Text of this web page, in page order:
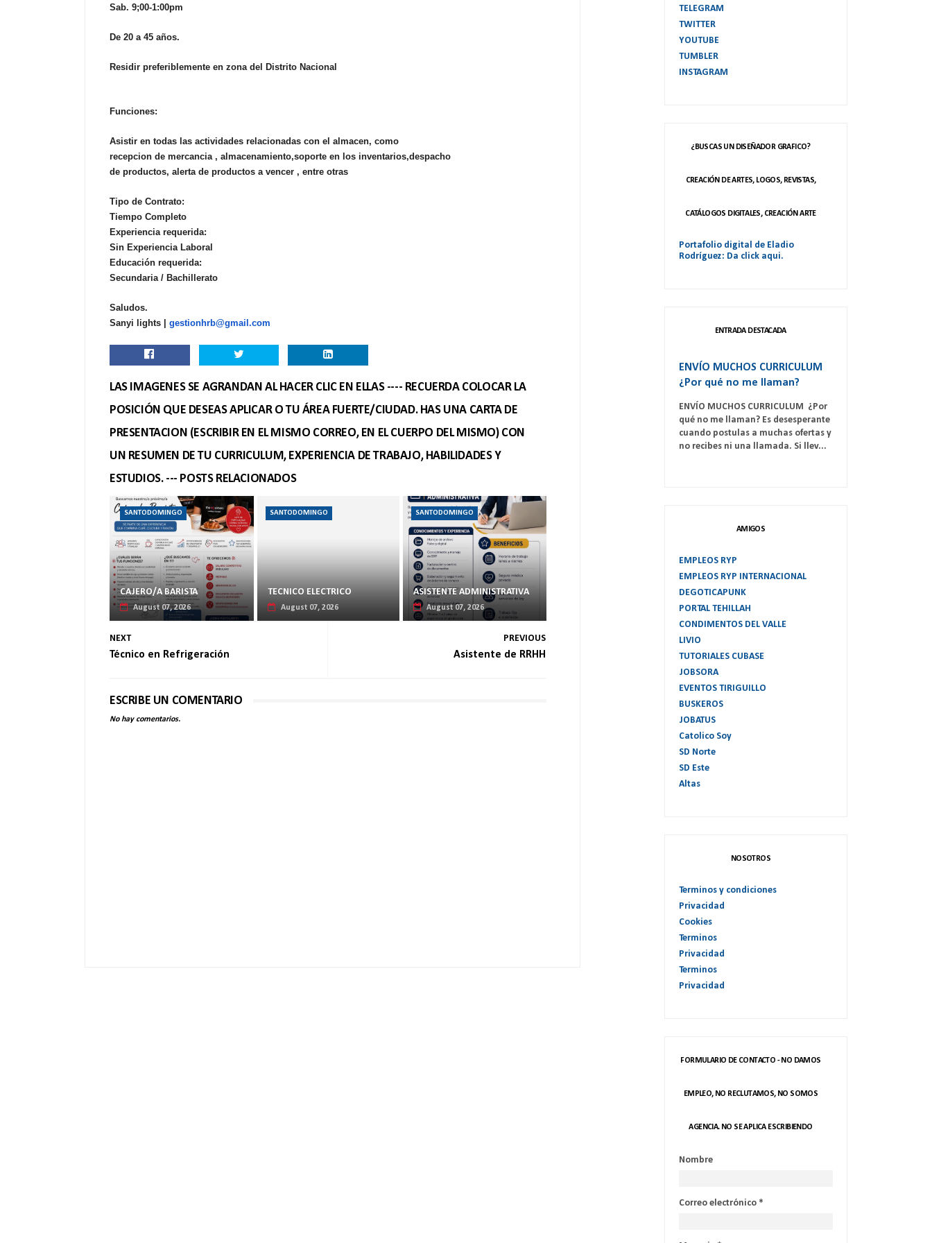
Sab. 9;00-1:00pm
De 20 a 45 años.
Residir preferiblemente en zona del Distrito Nacional
Funciones:
Asistir en todas las actividades relacionadas con el almacen, como
recepcion de mercancia , almacenamiento,soporte en los inventarios,despacho
de productos, alerta de productos a vencer , entre otras
Tipo de Contrato:
Tiempo Completo
Experiencia requerida:
Sin Experiencia Laboral
Educación requerida:
Secundaria / Bachillerato
Saludos.
Sanyi lights | gestionhrb@gmail.com
LAS IMAGENES SE AGRANDAN AL HACER CLIC EN ELLAS ---- RECUERDA COLOCAR LA
POSICIÓN QUE DESEAS APLICAR O TU ÁREA FUERTE/CIUDAD. HAS UNA CARTA DE
PRESENTACION (ESCRIBIR EN EL MISMO CORREO, EN EL CUERPO DEL MISMO) CON
UN RESUMEN DE TU CURRICULUM, EXPERIENCIA DE TRABAJO, HABILIDADES Y
ESTUDIOS. --- POSTS RELACIONADOS
SANTODOMINGO
CAJERO/A BARISTA
August 07, 2026
SANTODOMINGO
TECNICO ELECTRICO
August 07, 2026
SANTODOMINGO
ASISTENTE ADMINISTRATIVA
August 07, 2026
NEXT
Técnico en Refrigeración
PREVIOUS
Asistente de RRHH
ESCRIBE UN COMENTARIO
No hay comentarios.
TELEGRAM
TWITTER
YOUTUBE
TUMBLER
INSTAGRAM
¿BUSCAS UN DISEÑADOR GRAFICO?
CREACIÓN DE ARTES, LOGOS, REVISTAS,
CATÁLOGOS DIGITALES, CREACIÓN ARTE
Portafolio digital de Eladio
Rodríguez: Da click aqui.
ENTRADA DESTACADA
ENVÍO MUCHOS CURRICULUM
¿Por qué no me llaman?
ENVÍO MUCHOS CURRICULUM ¿Por
qué no me llaman? Es desesperante
cuando postulas a muchas ofertas y
no recibes ni una llamada. Si llev...
AMIGOS
EMPLEOS RYP
EMPLEOS RYP INTERNACIONAL
DEGOTICAPUNK
PORTAL TEHILLAH
CONDIMENTOS DEL VALLE
LIVIO
TUTORIALES CUBASE
JOBSORA
EVENTOS TIRIGUILLO
BUSKEROS
JOBATUS
Catolico Soy
SD Norte
SD Este
Altas
NOSOTROS
Terminos y condiciones
Privacidad
Cookies
Terminos
Privacidad
Terminos
Privacidad
FORMULARIO DE CONTACTO - NO DAMOS
EMPLEO, NO RECLUTAMOS, NO SOMOS
AGENCIA. NO SE APLICA ESCRIBIENDO
Nombre
Correo electrónico *